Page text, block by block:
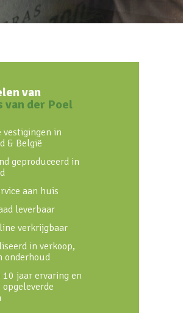
van
van der Poel
vestigingen in
& België
geproduceerd in
aan huis
leverbaar
verkrijgbaar
in verkoop,
onderhoud
10 jaar ervaring en